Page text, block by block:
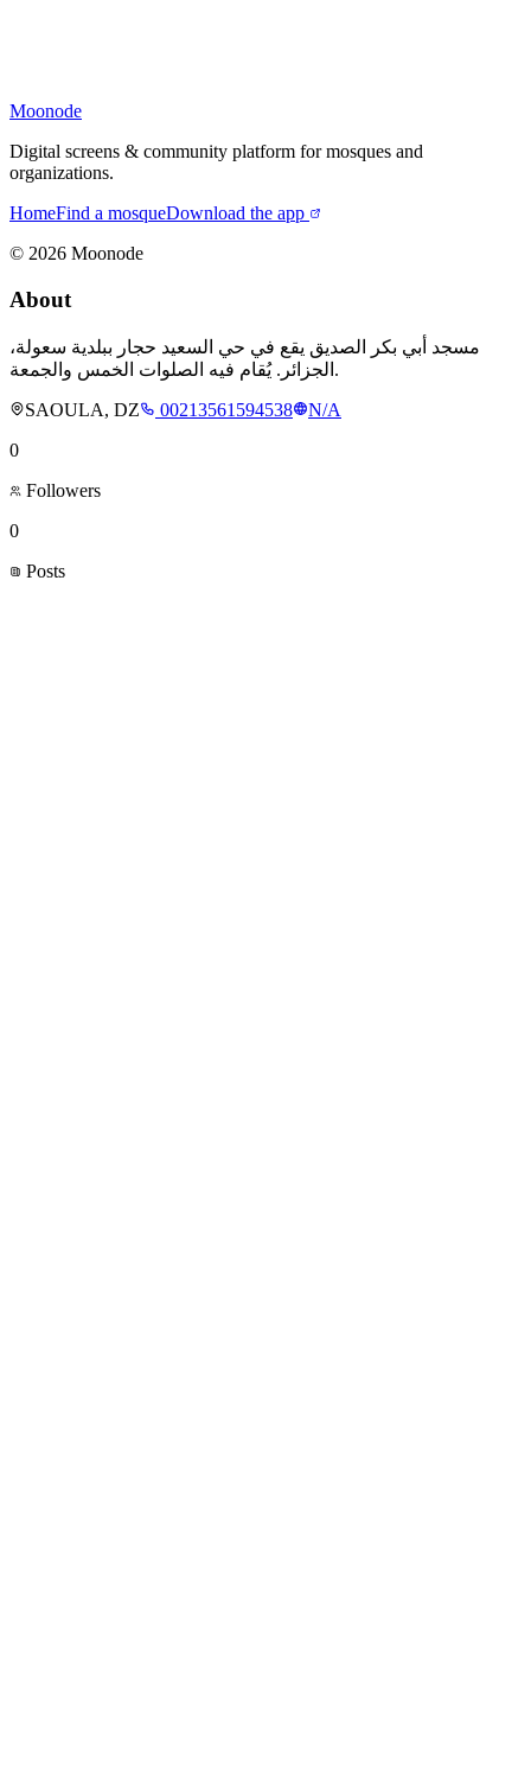
Moonode
Digital screens & community platform for mosques and
organizations.
HomeFind a mosqueDownload the app
© 2026 Moonode
About
مسجد أبي بكر الصديق يقع في حي السعيد حجار ببلدية سعولة،
الجزائر. يُقام فيه الصلوات الخمس والجمعة.
SAOULA, DZ
00213561594538
N/A
0
Followers
0
Posts